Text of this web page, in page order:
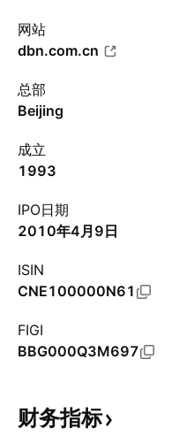
网站
dbn.com.cn
总部
Beijing
成立
1993
IPO日期
2010年4月9日
ISIN
CNE100000N61
FIGI
BBG000Q3M697
财务指标